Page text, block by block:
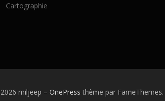
Cartographie
miljeep – OnePress thème par